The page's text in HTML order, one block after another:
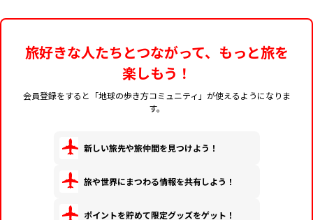
旅好きな人たちとつながって、もっと旅を
楽しもう！
会員登録をすると「地球の歩き方コミュニティ」が使えるようになりま
す。
新しい旅先や旅仲間を見つけよう！
旅や世界にまつわる情報を共有しよう！
ポイントを貯めて限定グッズをゲット！